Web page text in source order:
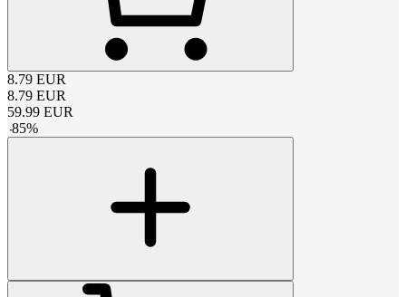
8.79 EUR
8.79 EUR
59.99 EUR
-85%